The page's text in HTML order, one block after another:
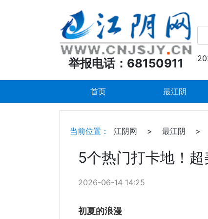
举报电话：68150911
首页 最江阴
当前位置： 江阴网 > 最江阴 >
5个热门打卡地！超
2026-06-14 14:25
初夏的浪漫